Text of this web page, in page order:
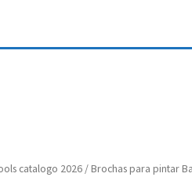
catalogo 2026/Brochas para pintar